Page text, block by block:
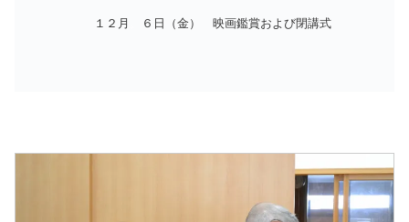
１２月 ６日（金） 映画鑑賞および閉講式